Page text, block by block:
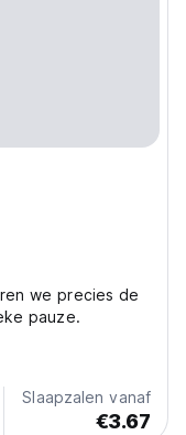
we precies de
pauze.
Slaapzalen vanaf
€3.67